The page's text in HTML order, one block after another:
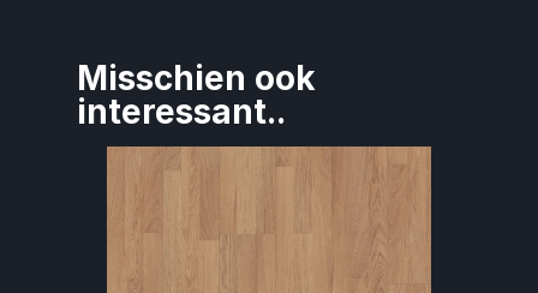
Misschien ook
interessant..